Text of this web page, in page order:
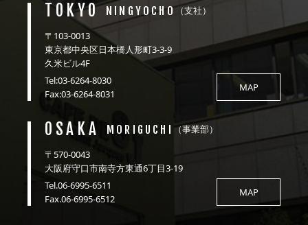
TOKYO NINGYOCHO（支社）
〒103-0013
東京都中央区日本橋人形町3-3-9
久米ビル4F
Tel:03-6264-8030
Fax:03-6264-8031
MAP
OSAKA MORIGUCHI （事業部）
〒570-0043
大阪府守口市南寺方東通6丁目3-19
Tel.06-6995-6511
Fax.06-6995-6512
MAP